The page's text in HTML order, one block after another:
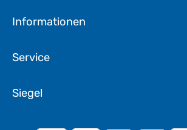
Informationen
Service
Siegel